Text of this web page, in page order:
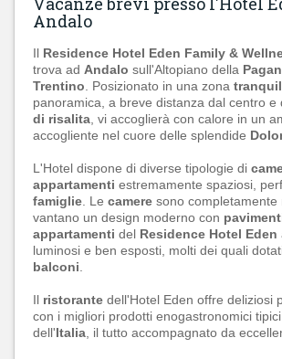
Andalo
Il Residence Hotel Eden Family &
trova ad Andalo sull'Altopiano della
Trentino . Posizionato in una zona
panoramica, a breve distanza dal centro e
di risalita , vi accoglierà con calore in un
accogliente nel cuore delle splendide
L'Hotel dispone di diverse tipologie di
appartamenti estremamente spaziosi,
famiglie . Le camere sono completamente
vantano un design moderno con
appartamenti del Residence Hotel Eden
luminosi e ben esposti, molti dei quali
balconi
Il ristorante dell'Hotel Eden offre deliziosi
con i migliori prodotti enogastronomici
dell'Italia , il tutto accompagnato da